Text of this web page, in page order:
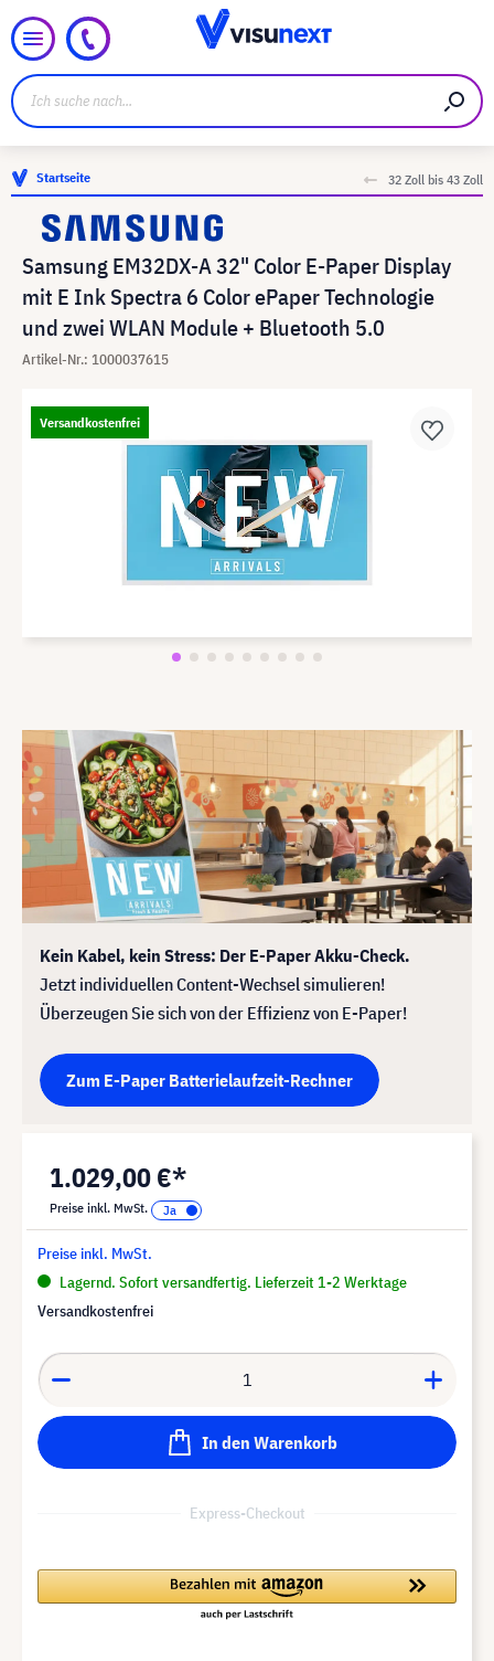
Startseite 32 Zoll bis 43 Zoll
Samsung EM32DX-A 32" Color E-Paper Display
mit E Ink Spectra 6 Color ePaper Technologie
und zwei WLAN Module + Bluetooth 5.0
Artikel-Nr.: 1000037615
Versandkostenfrei
Kein Kabel, kein Stress: Der E-Paper Akku-Check.
Jetzt individuellen Content-Wechsel simulieren!
Überzeugen Sie sich von der Effizienz von E-Paper!
Zum E-Paper Batterielaufzeit-Rechner
1.029,00 €*
Preise inkl. MwSt.
Preise inkl. MwSt.
Lagernd. Sofort versandfertig. Lieferzeit 1-2 Werktage
Versandkostenfrei
In den Warenkorb
Express-Checkout